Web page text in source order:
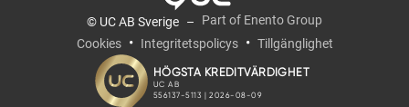
© UC AB Sverige
Part of Enento Group
Cookies
Integritetspolicys Tillgänglighet